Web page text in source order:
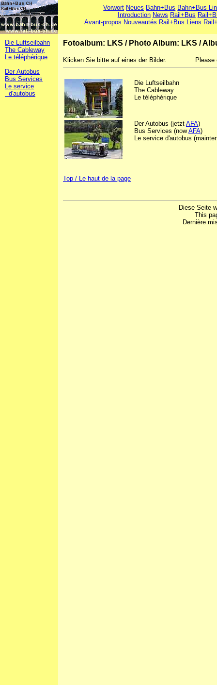
Vorwort Neues Bahn+Bus Bahn+Bus
Introduction News Rail+Bus
Avant-propos Nouveautés Rail+Bus Liens
Die Luftseilbahn
The Cableway
Le téléphérique
Der Autobus
Bus Services
Le service
d'autobus
Fotoalbum: LKS / Photo Album: LKS /
Klicken Sie bitte auf eines der Bilder.
Die Luftseilbahn
The Cableway
Le téléphérique
Der Autobus (jetzt AFA)
Bus Services (nowAFA)
Le service d'autobus
Top / Le haut de la page
Diese Seite
This
Dernière